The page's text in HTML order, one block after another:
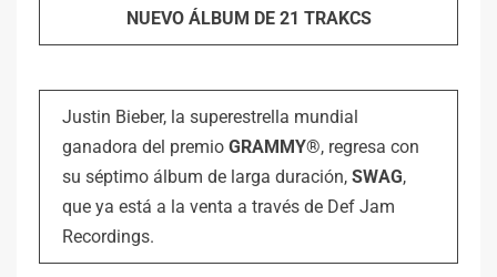
NUEVO ÁLBUM DE 21 TRAKCS
Justin Bieber, la superestrella mundial
ganadora del premio GRAMMY®, regresa con
su séptimo álbum de larga duración, SWAG,
que ya está a la venta a través de Def Jam
Recordings.